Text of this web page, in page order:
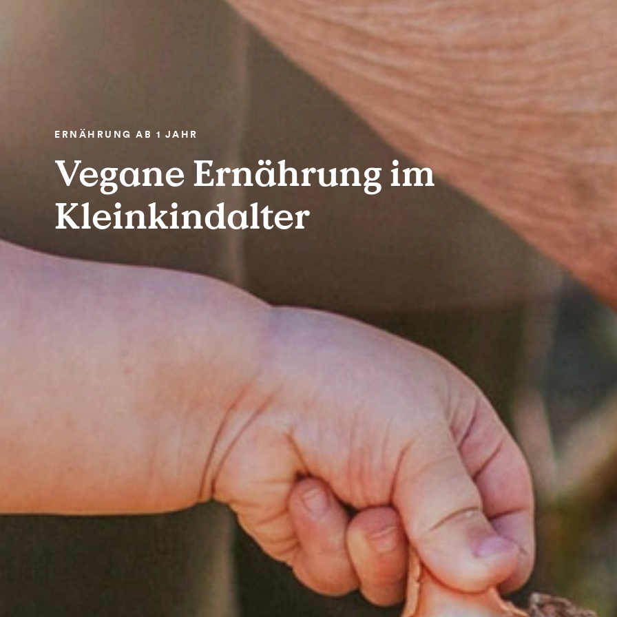
ERNÄHRUNG AB 1 JAHR
Vegane Ernährung im
Kleinkindalter